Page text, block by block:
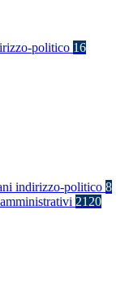
politico 16
indirizzo-politico 8
2120